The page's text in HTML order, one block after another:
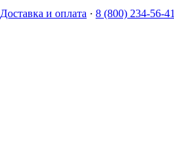
Доставка и оплата · 8 (800) 234-56-41